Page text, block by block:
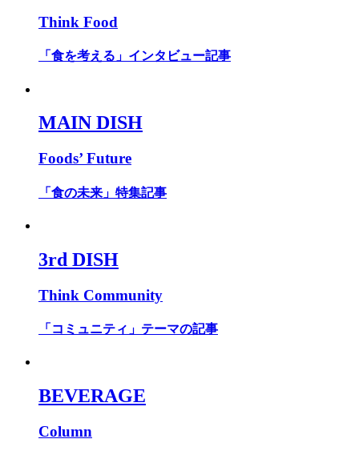
Think Food
「食を考える」インタビュー記事
MAIN DISH
Foods’ Future
「食の未来」特集記事
3rd DISH
Think Community
「コミュニティ」テーマの記事
BEVERAGE
Column